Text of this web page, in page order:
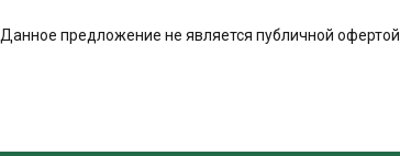
Данное предложение не является публичной офертой.